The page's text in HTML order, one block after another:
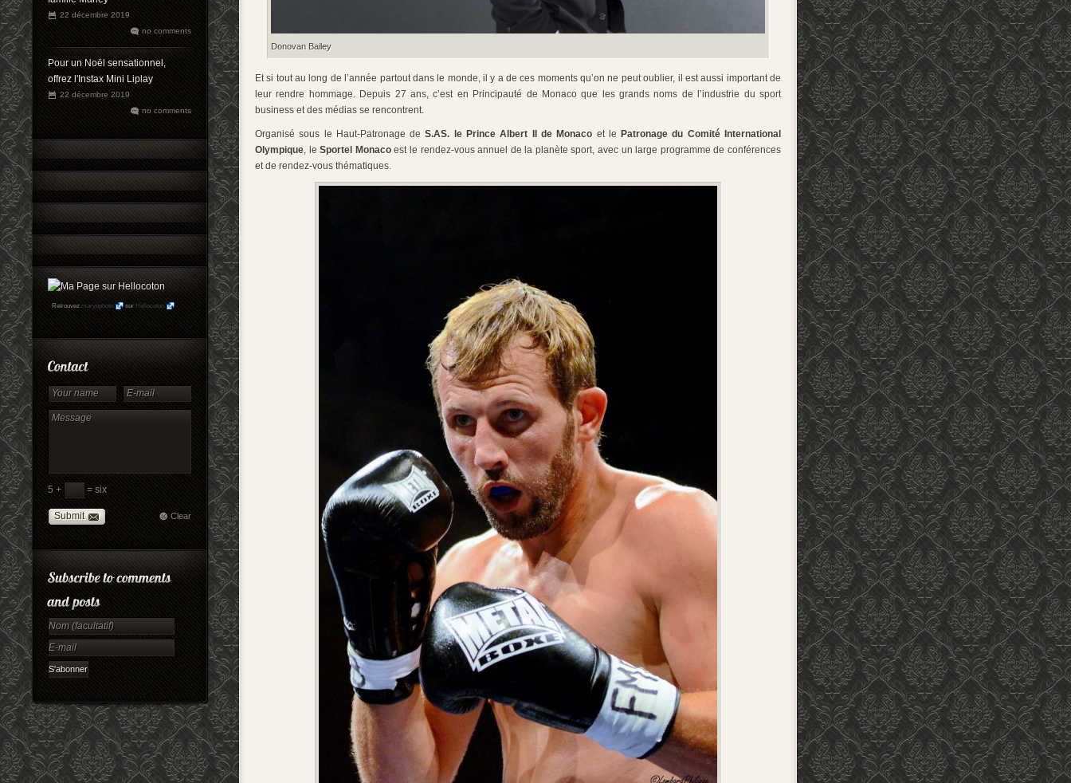
22 décembre 2019
no comments
Pour un Noël sensationnel,
offrez l'Instax Mini Liplay
22 décembre 2019
no comments
Retrouvez maryophoto sur Hellocoton
5 + = six
Submit Clear
Donovan Bailey
Et si tout au long de l’année partout dans le monde, il y a de ces moments qu’on ne peut oublier, il est aussi important de
leur rendre hommage. Depuis 27 ans, c’est en Principauté de Monaco que les grands noms de l’industrie du sport
business et des médias se rencontrent.
Organisé sous le Haut-Patronage deS.AS. le Prince Albert II de Monaco et le Patronage du Comité International
Olympique, leSportel Monacoest le rendez-vous annuel de la planète sport, avec un large programme de conférences
et de rendez-vous thématiques.